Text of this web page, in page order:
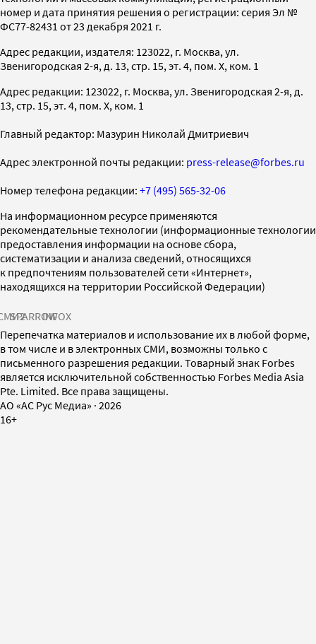
номер и дата принятия решения о регистрации: серия Эл №
ФС77-82431 от 23 декабря 2021 г.
Адрес редакции, издателя: 123022, г. Москва, ул.
Звенигородская 2-я, д. 13, стр. 15, эт. 4, пом. X, ком. 1
Адрес редакции: 123022, г. Москва, ул. Звенигородская 2-я, д.
13, стр. 15, эт. 4, пом. X, ком. 1
Главный редактор: Мазурин Николай Дмитриевич
Адрес электронной почты редакции: press-release@forbes.ru
Номер телефона редакции: +7 (495) 565-32-06
На информационном ресурсе применяются
рекомендательные технологии (информационные технологии
предоставления информации на основе сбора,
систематизации и анализа сведений, относящихся
к предпочтениям пользователей сети «Интернет»,
находящихся на территории Российской Федерации)
SPARROWINFOX
Перепечатка материалов и использование их в любой форме,
в том числе и в электронных СМИ, возможны только с
письменного разрешения редакции. Товарный знак Forbes
является исключительной собственностью Forbes Media Asia
Pte. Limited. Все права защищены.
AO «АС Рус Медиа» · 2026
16+